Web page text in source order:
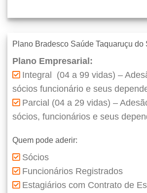
Plano Bradesco Saúde Taquaruçu do
Plano Empresarial:
Integral (04 a 99 vidas) –
sócios funcionário e seus
Parcial (04 a 29 vidas) –
sócios, funcionários e seus
Quem pode aderir:
Sócios
Funcionários Registrados
Estagiários com Contrato de